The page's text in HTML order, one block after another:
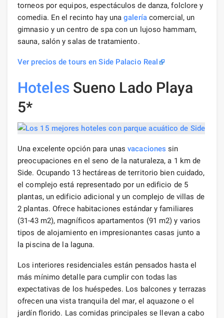
torneos por equipos, espectáculos de danza, folclore y
comedia. En el recinto hay unagaleríacomercial, un
gimnasio y un centro de spa con un lujoso hammam,
sauna, salón y salas de tratamiento.
Ver precios de tours en Side Palacio Real
HotelesSueno Lado Playa
5*
Una excelente opción para unasvacaciones sin
preocupaciones en el seno de la naturaleza, a 1 km de
Side. Ocupando 13 hectáreas de territorio bien cuidado,
el complejo está representado por un edificio de 5
plantas, un edificio adicional y un complejo de villas de
2 plantas. Ofrece habitaciones estándar y familiares
(31-43 m2), magníficos apartamentos (91 m2) y varios
tipos de alojamiento en impresionantes casas junto a
la piscina de la laguna.
Los interiores residenciales están pensados ​​hasta el
más mínimo detalle para cumplir con todas las
expectativas de los huéspedes. Los balcones y terrazas
ofrecen una vista tranquila del mar, el aquazone o el
jardín florido. Las comidas principales se llevan a cabo